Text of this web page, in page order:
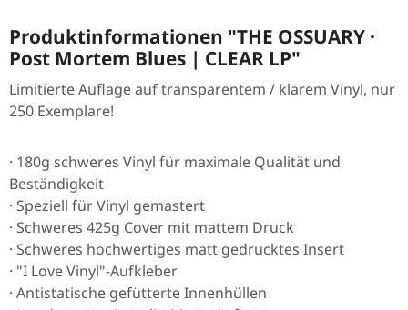
Produktinformationen "THE OSSUARY ·
Post Mortem Blues | CLEAR LP"
Limitierte Auflage auf transparentem / klarem Vinyl, nur
250 Exemplare!
· 180g schweres Vinyl für maximale Qualität und
Beständigkeit
· Speziell für Vinyl gemastert
· Schweres 425g Cover mit mattem Druck
· Schweres hochwertiges matt gedrucktes Insert
· "I Love Vinyl"-Aufkleber
· Antistatische gefütterte Innenhüllen